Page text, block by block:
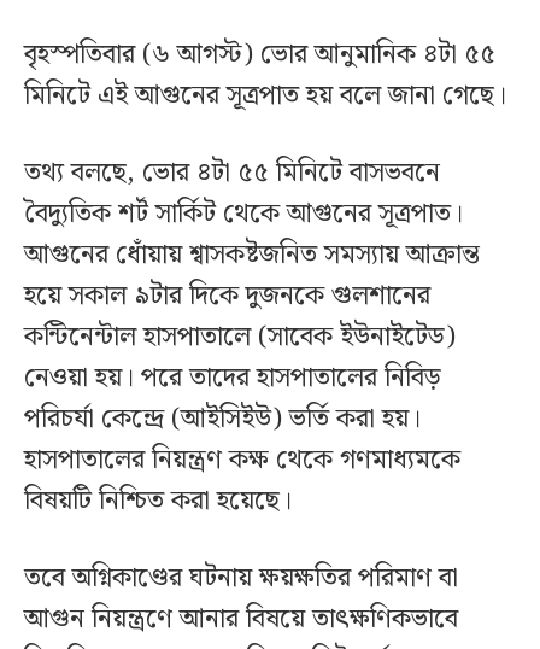
বৃহস্পতিবার (৬ আগস্ট) ভোর আনুমানিক ৪টা ৫৫
মিনিটে এই আগুনের সূত্রপাত হয় বলে জানা গেছে।
তথ্য বলছে, ভোর ৪টা ৫৫ মিনিটে বাসভবনে
বৈদ্যুতিক শর্ট সার্কিট থেকে আগুনের সূত্রপাত।
আগুনের ধোঁয়ায় শ্বাসকষ্টজনিত সমস্যায় আক্রান্ত
হয়ে সকাল ৯টার দিকে দুজনকে গুলশানের
কন্টিনেন্টাল হাসপাতালে (সাবেক ইউনাইটেড)
নেওয়া হয়। পরে তাদের হাসপাতালের নিবিড়
পরিচর্যা কেন্দ্রে (আইসিইউ) ভর্তি করা হয়।
হাসপাতালের নিয়ন্ত্রণ কক্ষ থেকে গণমাধ্যমকে
বিষয়টি নিশ্চিত করা হয়েছে।
তবে অগ্নিকাণ্ডের ঘটনায় ক্ষয়ক্ষতির পরিমাণ বা
আগুন নিয়ন্ত্রণে আনার বিষয়ে তাৎক্ষণিকভাবে